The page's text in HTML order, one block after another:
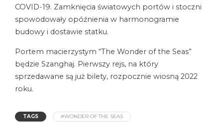
COVID-19. Zamknięcia światowych portów i stoczni
spowodowały opóźnienia w harmonogramie
budowy i dostawie statku.
Portem macierzystym “The Wonder of the Seas”
będzie Szanghaj. Pierwszy rejs, na który
sprzedawane są już bilety, rozpocznie wiosną 2022
roku.
TAGS #WONDER OF THE SEAS